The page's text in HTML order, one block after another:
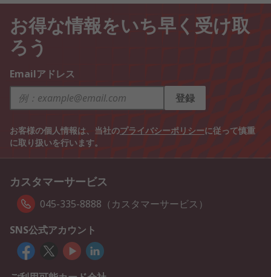
お得な情報をいち早く受け取
ろう
Emailアドレス
登録
お客様の個人情報は、当社のプライバシーポリシーに従って慎重
に取り扱いを行います。
カスタマーサービス
045-335-8888（カスタマーサービス）
SNS公式アカウント